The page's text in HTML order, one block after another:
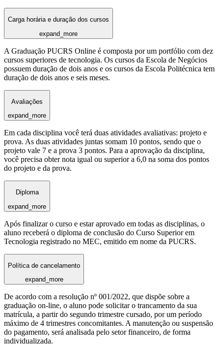
Carga horária e duração dos cursos
expand_more
A Graduação PUCRS Online é composta por um portfólio com dez
cursos superiores de tecnologia. Os cursos da Escola de Negócios
possuem duração de dois anos e os cursos da Escola Politécnica tem
duração de dois anos e seis meses.
Avaliações
expand_more
Em cada disciplina você terá duas atividades avaliativas: projeto e
prova. As duas atividades juntas somam 10 pontos, sendo que o
projeto vale 7 e a prova 3 pontos. Para a aprovação da disciplina,
você precisa obter nota igual ou superior a 6,0 na soma dos pontos
do projeto e da prova.
Diploma
expand_more
Após finalizar o curso e estar aprovado em todas as disciplinas, o
aluno receberá o diploma de conclusão do Curso Superior em
Tecnologia registrado no MEC, emitido em nome da PUCRS.
Política de cancelamento
expand_more
De acordo com a resolução nº 001/2022, que dispõe sobre a
graduação on-line, o aluno pode solicitar o trancamento da sua
matrícula, a partir do segundo trimestre cursado, por um período
máximo de 4 trimestres concomitantes. A manutenção ou suspensão
do pagamento, será analisada pelo setor financeiro, de forma
individualizada.